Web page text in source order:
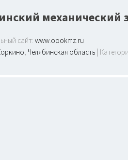
механический
сайт: www.oookmz.ru
, Челябинская область |